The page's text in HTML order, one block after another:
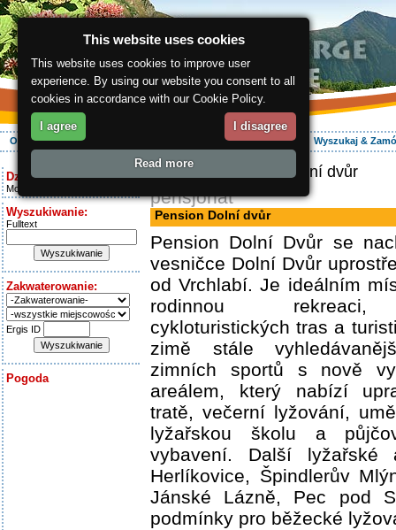
O regionie Aktywnie Zakwaterowanie Wyszukaj &
Dziś jest:
Monday 10.08.2026
Wyszukiwanie:
Fulltext
Zakwaterowanie:
Ergis ID
Pogoda
ergis.cz > Pension Dolní dvůr
pensjonat
Pension Dolní dvůr
Pension Dolní Dvůr se
vesničce Dolní Dvůr
od Vrchlabí. Je ideálním
rodinnou rekreaci,
cykloturistických tras a
zimě stále
zimních sportů s nově
areálem, který nabízí
tratě, večerní lyžování,
lyžařskou školu a
vybavení. Další
Herlíkovice, Špindlerův
Jánské Lázně, Pec pod
podmínky pro běžecké
This website uses cookies
This website uses cookies to improve user
experience. By using our website you consent to all
cookies in accordance with our Cookie Policy.
I agree I disagree
Read more